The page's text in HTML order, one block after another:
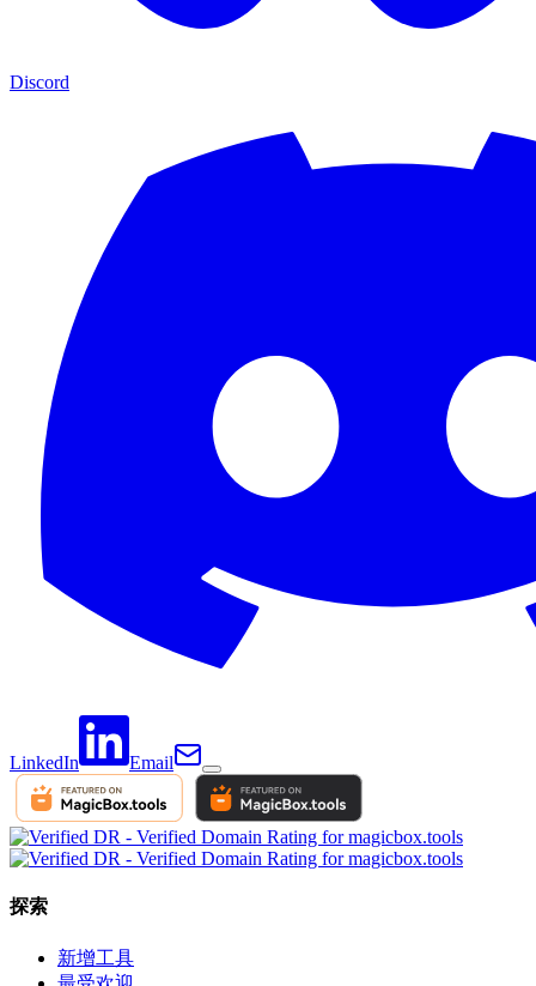
Discord
LinkedIn Email
探索
新增工具